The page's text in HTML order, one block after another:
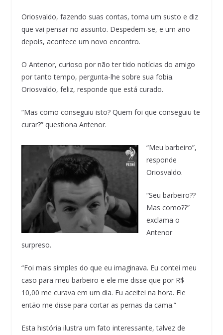
Oriosvaldo, fazendo suas contas, toma um susto e diz
que vai pensar no assunto. Despedem-se, e um ano
depois, acontece um novo encontro.
O Antenor, curioso por não ter tido notícias do amigo
por tanto tempo, pergunta-lhe sobre sua fobia.
Oriosvaldo, feliz, responde que está curado.
“Mas como conseguiu isto? Quem foi que conseguiu te
curar?” questiona Antenor.
“Meu barbeiro”,
responde
Oriosvaldo.
“Seu barbeiro??
Mas como??”
exclama o
Antenor
surpreso.
“Foi mais simples do que eu imaginava. Eu contei meu
caso para meu barbeiro e ele me disse que por R$
10,00 me curava em um dia. Eu aceitei na hora. Ele
então me disse para cortar as pernas da cama.”
Esta história ilustra um fato interessante, talvez de